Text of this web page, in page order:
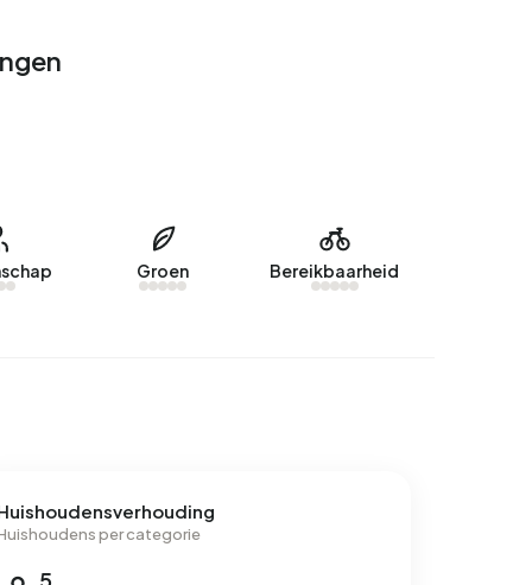
Groen Bereikbaarheid
per categorie